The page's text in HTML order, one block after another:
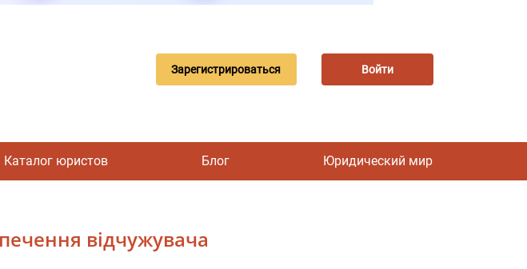
Зарегистрироваться Войти
Каталог юристов Блог Юридический мир
відчужувача